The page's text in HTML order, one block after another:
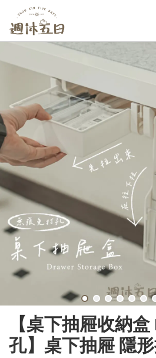
【桌下抽屜收納
孔】桌下抽屜 隱